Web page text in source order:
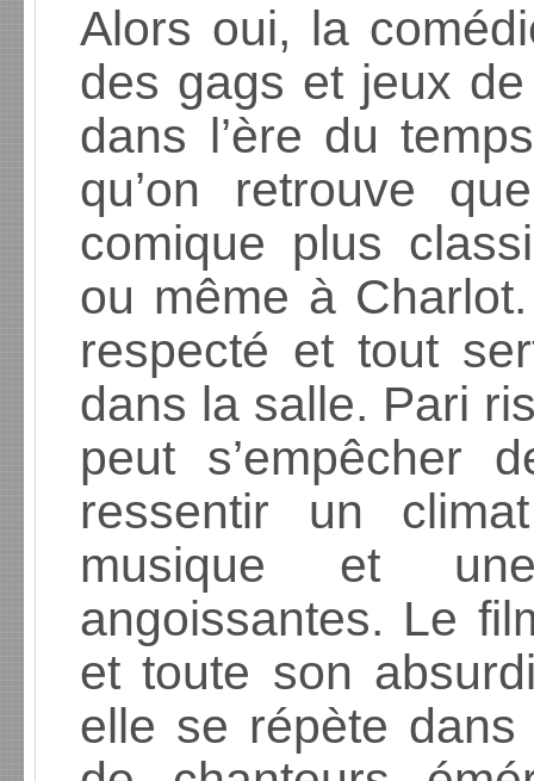
Alors oui, la
des gags et jeux
dans l’ère du
qu’on retrouve
comique plus
ou même à
respecté et tout
dans la salle. Pari
peut s’empêcher
ressentir un
musique et
angoissantes. Le
et toute son
elle se répète dans